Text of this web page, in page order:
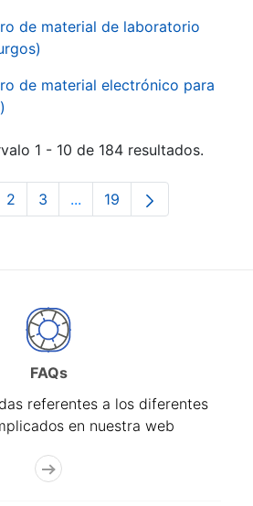
de material de laboratorio
de material electrónico para
1 - 10 de 184 resultados.
Página
2 Página
3 ...Páginas intermedias Use
Página
19
FAQs
referentes a los diferentes
en nuestra web